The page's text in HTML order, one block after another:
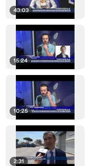
43:03
15:24
10:25
2:31